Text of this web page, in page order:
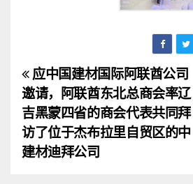
文
章
导
应中国建材国际阿联酋公司
邀请，阿联酋东北总商会率辽
吉黑蒙四省的商会代表共同拜
访了位于杰布拉里自贸区的中
建材迪拜公司